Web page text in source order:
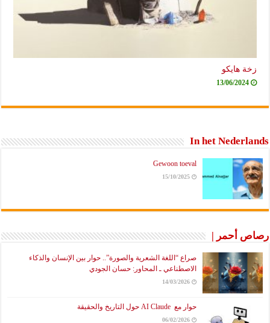
زخة هايكو
13/06/2024
In het Nederlands
Gewoon toeval
15/10/2025
رصاص أحمر |
صراع “اللغة الشعرية والصورة”.. حوار بين الإنسان والذكاء
الاصطناعي ـ المحاور: حسان الجودي
14/03/2026
حوار مع AI Claude حول التاريخ والحقيقة
06/02/2026